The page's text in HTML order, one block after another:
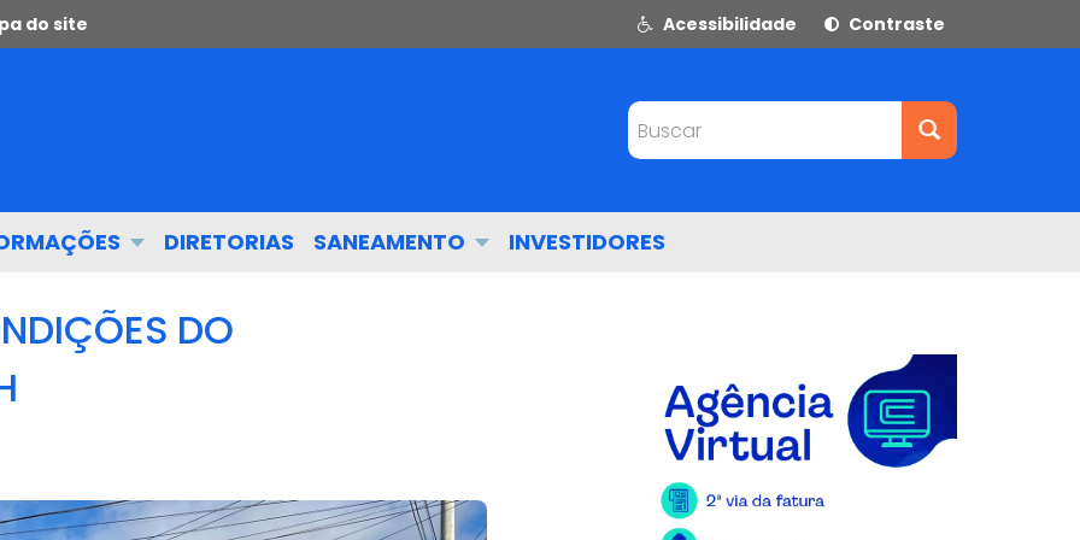
do site Acessibilidade Contraste
Buscar
DIRETORIAS SANEAMENTO INVESTIDORES
DO